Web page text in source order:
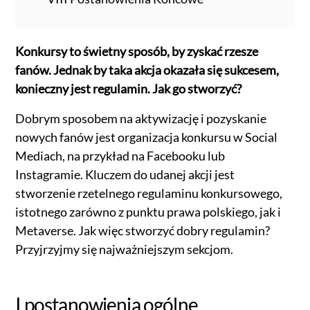
Konkursy to świetny sposób, by zyskać rzesze
fanów. Jednak by taka akcja okazała się sukcesem,
konieczny jest regulamin. Jak go stworzyć?
Dobrym sposobem na aktywizację i pozyskanie
nowych fanów jest organizacja konkursu w Social
Mediach, na przykład na Facebooku lub
Instagramie. Kluczem do udanej akcji jest
stworzenie rzetelnego regulaminu konkursowego,
istotnego zarówno z punktu prawa polskiego, jak i
Metaverse. Jak więc stworzyć dobry regulamin?
Przyjrzyjmy się najważniejszym sekcjom.
I postanowienia ogólne